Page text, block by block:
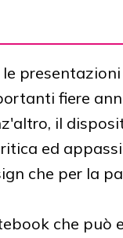
le
fiere
il
ed
che per la
che può